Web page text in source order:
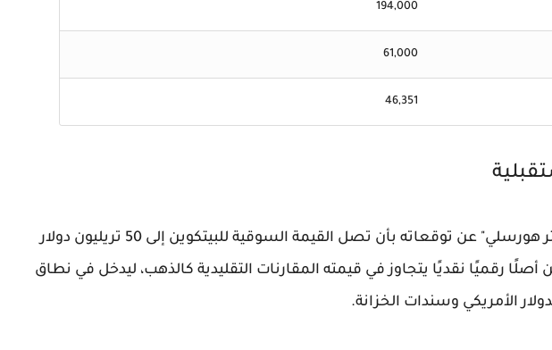
194,000
61,000
46,351
في تغريدة منفصلة، عبّر "هانتر هورسلي" عن توقعاته بأن تصل القيمة السوقية للبيتكوين إلى 50 تريليون دولار
أصلًا رقميًا نقديًا يتجاوز في قيمته المقارنات التقليدية كالذهب، ليدخل في نطاق
الأمريكي وسندات الخزانة.